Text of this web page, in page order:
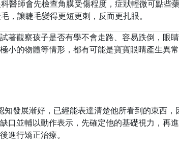
醫師會先檢查角膜受傷程度，症狀輕微可點
，讓睫毛變得更短更刺，反而更扎眼。
著觀察孩子是否有學不會走路、容易跌倒，眼
小的物體等情形，都有可能是寶寶眼睛產生異
知發展漸好，已經能表達清楚他所看到的東西
口並輔以動作表示，先確定他的基礎視力，再
進行矯正治療。